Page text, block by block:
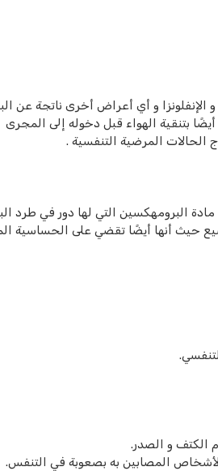
و أي أعراض أخرى ناتجة عن
بتنقية الهواء قبل دخوله إلى المجرى
الحالات المرضية التنفسية .
البرومهكسين التي لها دور في طرد
حيث أنها أيضًا تقضي على الحساسية
الكتف و الصدر.
الأشخاص المصابين به بصعوبة في التنفس.